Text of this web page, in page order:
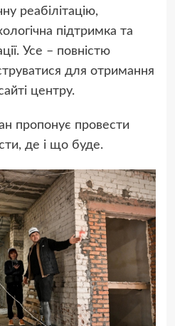
реабілітацію,
підтримка та
Усе – повністю
для отримання
центру.
пропонує провести
де і що буде.